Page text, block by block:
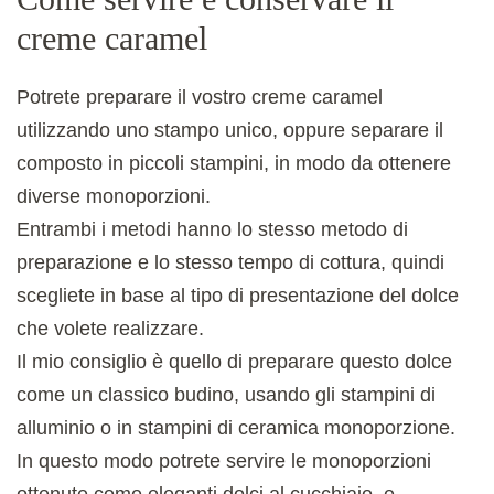
creme caramel
Potrete preparare il vostro creme caramel
utilizzando uno stampo unico, oppure separare il
composto in piccoli stampini, in modo da ottenere
diverse monoporzioni.
Entrambi i metodi hanno lo stesso metodo di
preparazione e lo stesso tempo di cottura, quindi
scegliete in base al tipo di presentazione del dolce
che volete realizzare.
Il mio consiglio è quello di preparare questo dolce
come un classico budino, usando gli stampini di
alluminio o in stampini di ceramica monoporzione.
In questo modo potrete servire le monoporzioni